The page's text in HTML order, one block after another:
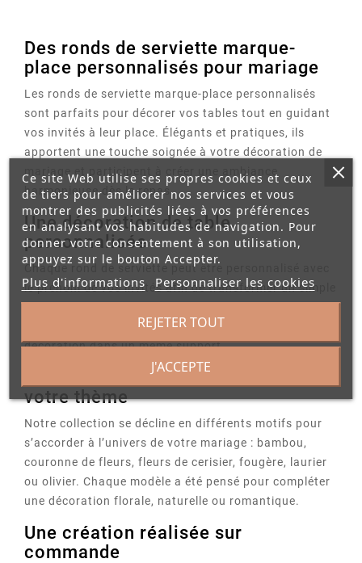
Des ronds de serviette marque-
place personnalisés pour mariage
Les ronds de serviette marque-place personnalisés
sont parfaits pour décorer vos tables tout en guidant
vos invités à leur place. Élégants et pratiques, ils
apportent une touche soignée à votre décoration de
mariage et participent à créer une ambiance
harmonieuse dès le repas.
Une décoration de table
personnalisée
Chaque rond de serviette peut être personnalisé avec
le prénom de vos invités afin de transformer un simple
C’est une solution idéale pour allier marque-place et
décoration dans un même support.
Plusieurs modèles pour s’adapter à
votre thème
Notre collection se décline en différents motifs pour
s’accorder à l’univers de votre mariage : bambou,
couronne de fleurs, fleurs de cerisier, fougère, laurier
ou olivier. Chaque modèle a été pensé pour compléter
une décoration florale, naturelle ou romantique.
Une création réalisée sur
commande
Ce site Web utilise ses propres cookies et ceux
de tiers pour améliorer nos services et vous
montrer des publicités liées à vos préférences
en analysant vos habitudes de navigation. Pour
donner votre consentement à son utilisation,
appuyez sur le bouton Accepter.
Plus d'informations Personnaliser les cookies
REJETER TOUT
J'ACCEPTE